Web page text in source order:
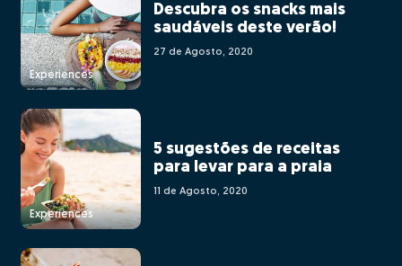
Experiences
Descubra os snacks mais
saudáveis deste verão!
27 de Agosto, 2020
Experiences
5 sugestões de receitas
para levar para a praia
11 de Agosto, 2020